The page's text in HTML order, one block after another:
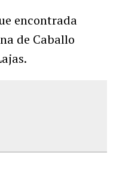
encontrada
de Caballo